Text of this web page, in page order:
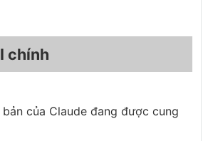
chính
của Claude đang được cung